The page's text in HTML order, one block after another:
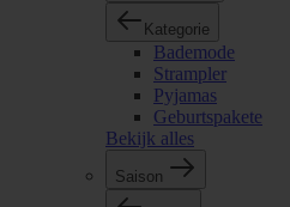
Kategorie
Bademode
Strampler
Pyjamas
Geburtspakete
Bekijk alles
Saison